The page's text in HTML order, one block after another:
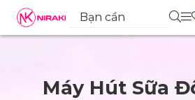
Máy Hút Sữa